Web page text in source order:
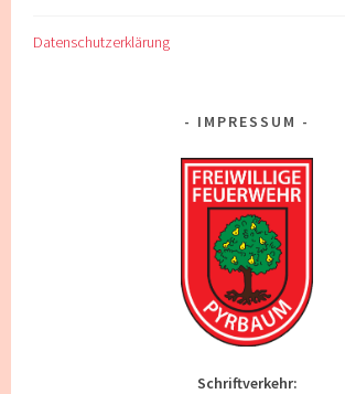
Datenschutzerklärung
IMPRESSUM
Schriftverkehr: